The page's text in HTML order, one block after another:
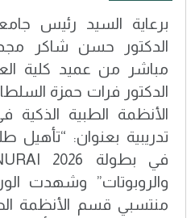
برعاية السيد رئيس
الدكتور حسن شاكر
مباشر من عميد كلية
الدكتور فرات حمزة
الأنظمة الطبية الذكية
تدريبية بعنوان: “تأهيل
والروبوتات” وشهدت
منتسبي قسم الأنظمة